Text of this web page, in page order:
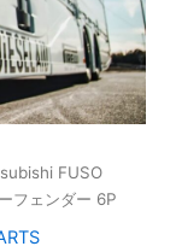
FUSO
フェンダー 6P